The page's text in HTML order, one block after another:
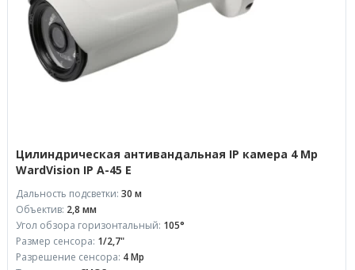
Цилиндрическая антивандальная IP камера 4 Mp
WardVision IP A-45 E
Дальность подсветки: 30 м
Объектив: 2,8 мм
Угол обзора горизонтальный: 105°
Размер сенсора: 1/2,7"
Разрешение сенсора: 4 Mp